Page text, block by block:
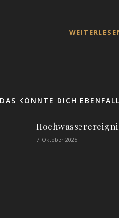
DAS KÖNNTE DICH
7. Oktober 2025